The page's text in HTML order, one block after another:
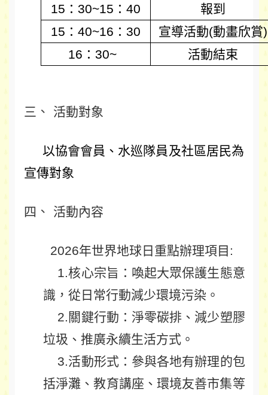
15：30~15：40
報到
15：40~16：30
宣導活動(動畫欣賞)
16：30~
活動結束
三 、 活動對象
以協會會員、水巡隊員及社區居民為
宣傳對象
四 、 活動內容
2026年世界地球日重點辦理項目:
1.核心宗旨：喚起大眾保護生態意
識，從日常行動減少環境污染。
2.關鍵行動：淨零碳排、減少塑膠
垃圾、推廣永續生活方式。
3.活動形式：參與各地有辦理的包
括淨灘、教育講座、環境友善市集等